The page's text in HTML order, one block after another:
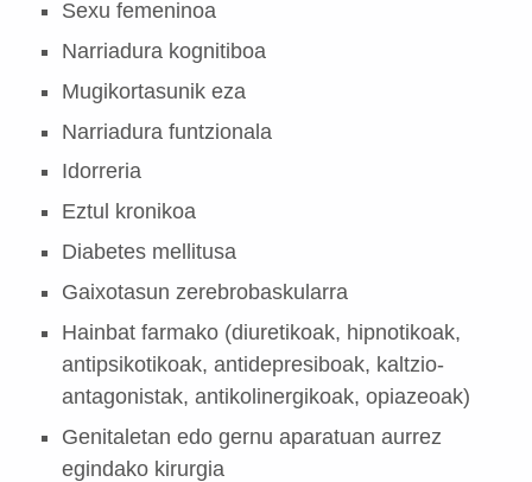
Sexu femeninoa
Narriadura kognitiboa
Mugikortasunik eza
Narriadura funtzionala
Idorreria
Eztul kronikoa
Diabetes mellitusa
Gaixotasun zerebrobaskularra
Hainbat farmako (diuretikoak, hipnotikoak,
antipsikotikoak, antidepresiboak, kaltzio-
antagonistak, antikolinergikoak, opiazeoak)
Genitaletan edo gernu aparatuan aurrez
egindako kirurgia